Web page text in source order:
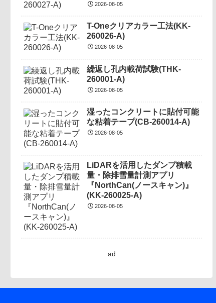
2026-08-05
T-Oneクリアカラー工法(KK-
260026-A)
2026-08-05
繰返し孔内載荷試験(THK-
260001-A)
2026-08-05
湿ったコンクリートに貼付可能
な粘着テープ(CB-260014-A)
2026-08-05
LiDARを活用したダンプ積載
量・除排雪量計測アプリ
『NorthCan(ノースキャン)』
(KK-260025-A)
2026-08-05
ad